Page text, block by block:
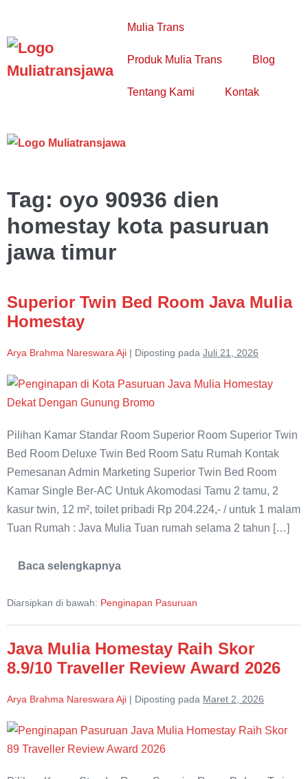
konten
Mulia Trans
Produk Mulia Trans Blog
Tentang Kami Kontak
Tag: oyo 90936 dien
homestay kota pasuruan
jawa timur
Superior Twin Bed Room Java Mulia
Homestay
Arya Brahma Nareswara Aji | Diposting pada Juli 21, 2026
Superior
Twin
Room
Java
Mulia
Homestay
Pilihan Kamar Standar Room Superior Room Superior Twin
Bed Room Deluxe Twin Bed Room Satu Rumah Kontak
Pemesanan Admin Marketing Superior Twin Bed Room
Kamar Single Ber-AC Untuk Akomodasi Tamu 2 tamu, 2
kasur twin, 12 m², toilet pribadi Rp 204.224,- / untuk 1 malam
Tuan Rumah : Java Mulia Tuan rumah selama 2 tahun […]
Baca selengkapnya
Superior
Room
Mulia
Diarsipkan di bawah: Penginapan Pasuruan
Java Mulia Homestay Raih Skor
8.9/10 Traveller Review Award 2026
Arya Brahma Nareswara Aji | Diposting pada Maret 2, 2026
Java
Mulia